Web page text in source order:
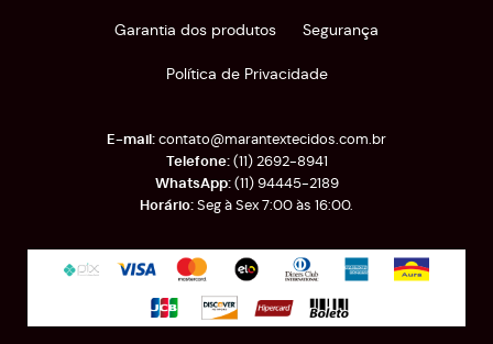
Garantia dos produtos Segurança
Política de Privacidade
(11)2692-8941
(11)94445-2189
Seg à Sex 7:00 às 16:00.
contato@marantextecidos.com.br